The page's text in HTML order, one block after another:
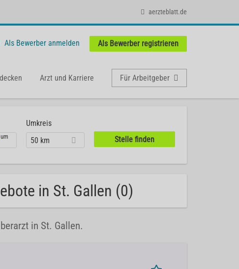
aerzteblatt.de
Als Bewerber anmelden Als Bewerber registrieren
Arzt und Karriere Für Arbeitgeber
Umkreis
50 km
in St. Gallen (0)
in St. Gallen.